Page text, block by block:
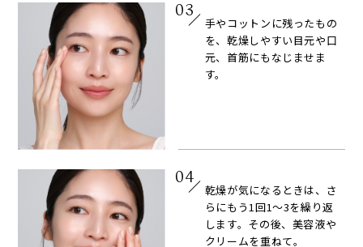
03
手やコットンに残ったもの
を、乾燥しやすい目元や口
元、首筋にもなじませま
す。
04
乾燥が気になるときは、さ
らにもう1回1〜3を繰り返
します。その後、美容液や
クリームを重ねて。